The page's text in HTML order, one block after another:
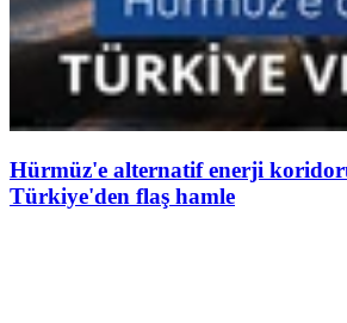
Hürmüz'e alternatif enerji
Türkiye'den flaş hamle